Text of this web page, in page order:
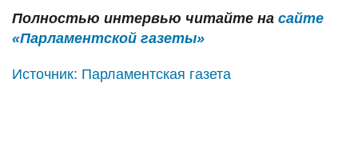
Полностью интервью читайте на сайте
«Парламентской газеты»
Источник: Парламентская газета